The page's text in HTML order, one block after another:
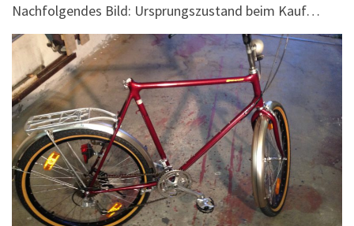
Nachfolgendes Bild: Ursprungszustand beim Kauf…